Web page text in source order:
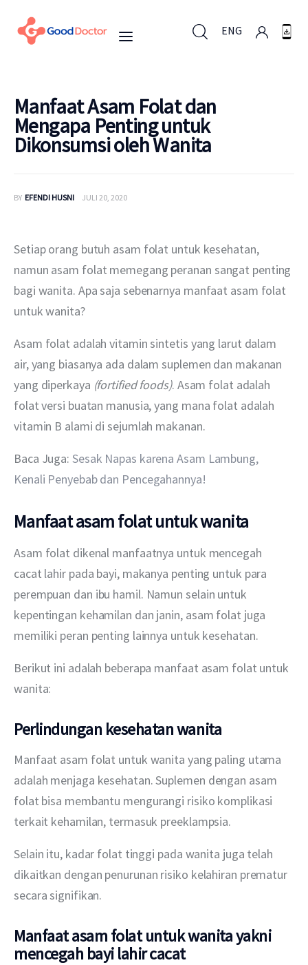
ENG
Untuk Bisnis
Berita
Layanan
Manfaat Asam Folat dan
Mengapa Penting untuk
Dikonsumsi oleh Wanita
BY EFENDI HUSNI JULI 20, 2020
Setiap orang butuh asam folat untuk kesehatan,
namun asam folat memegang peranan sangat penting
bagi wanita. Apa saja sebenarnya manfaat asam folat
untuk wanita?
Asam folat adalah vitamin sintetis yang larut dalam
air, yang biasanya ada dalam suplemen dan makanan
yang diperkaya (fortified foods). Asam folat adalah
folat versi buatan manusia, yang mana folat adalah
vitamin B alami di sejumlah makanan.
Baca Juga: Sesak Napas karena Asam Lambung,
Kenali Penyebab dan Pencegahannya!
Manfaat asam folat untuk wanita
Asam folat dikenal manfaatnya untuk mencegah
cacat lahir pada bayi, makanya penting untuk para
perempuan dan ibu hamil. Namun selain untuk
kepentingan kehamilan dan janin, asam folat juga
memiliki peran penting lainnya untuk kesehatan.
Berikut ini adalah beberapa manfaat asam folat untuk
wanita:
Perlindungan kesehatan wanita
Manfaat asam folat untuk wanita yang paling utama
adalah menjaga kesehatan. Suplemen dengan asam
folat bisa membantu mengurangi risiko komplikasi
terkait kehamilan, termasuk preeklampsia.
Selain itu, kadar folat tinggi pada wanita juga telah
dikaitkan dengan penurunan risiko kelahiran prematur
secara signifikan.
Manfaat asam folat untuk wanita yakni
mencegah bayi lahir cacat